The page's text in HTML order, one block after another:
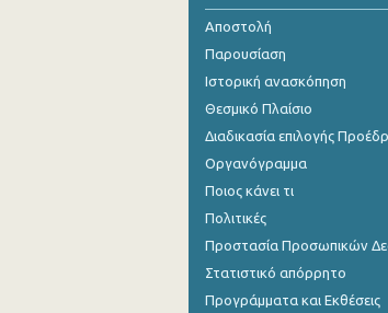
3o Τρίμηνο 2019
2o Τρίμηνο 2019
1o Τρίμηνο 2019
4o Τρίμηνο 2018
2o Τρίμηνο 2018
4o Τρίμηνο 2017
Αποστολή
Παρουσίαση
Ιστορική ανασκόπηση
Θεσμικό Πλαίσιο
Διαδικασία επιλογής
Οργανόγραμμα
Ποιος κάνει τι
Πολιτικές
Προστασία Προσωπικών
Στατιστικό απόρρητο
Προγράμματα και Εκθέσεις